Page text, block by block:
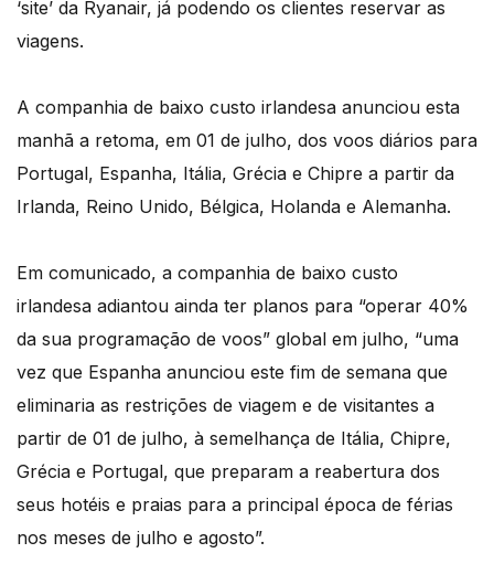
‘site’ da Ryanair, já podendo os clientes reservar as
viagens.
A companhia de baixo custo irlandesa anunciou esta
manhã a retoma, em 01 de julho, dos voos diários para
Portugal, Espanha, Itália, Grécia e Chipre a partir da
Irlanda, Reino Unido, Bélgica, Holanda e Alemanha.
Em comunicado, a companhia de baixo custo
irlandesa adiantou ainda ter planos para “operar 40%
da sua programação de voos” global em julho, “uma
vez que Espanha anunciou este fim de semana que
eliminaria as restrições de viagem e de visitantes a
partir de 01 de julho, à semelhança de Itália, Chipre,
Grécia e Portugal, que preparam a reabertura dos
seus hotéis e praias para a principal época de férias
nos meses de julho e agosto”.